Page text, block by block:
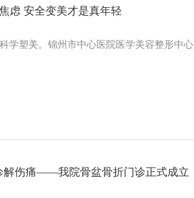
虑 安全变美才是真年轻
学塑美。锦州市中心医院医学美容整形中
解伤痛——我院骨盆骨折门诊正式成立